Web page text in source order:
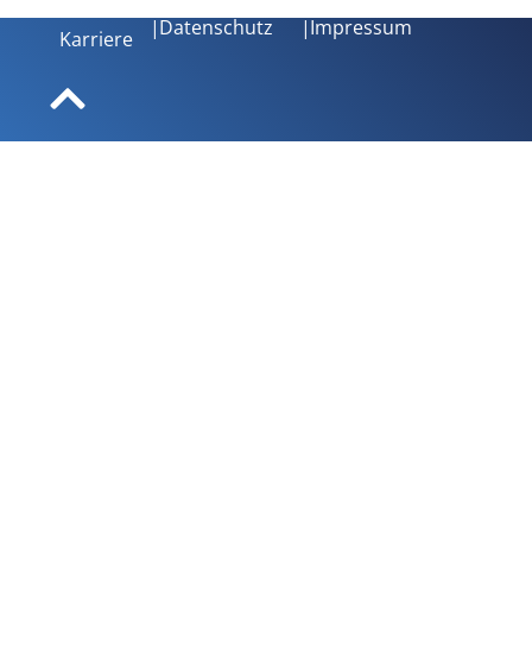
Karriere |Datenschutz |Impressum